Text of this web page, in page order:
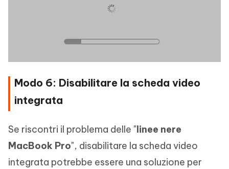
Modo 6: Disabilitare la scheda video
integrata
Se riscontri il problema delle "linee nere
MacBook Pro", disabilitare la scheda video
integrata potrebbe essere una soluzione per